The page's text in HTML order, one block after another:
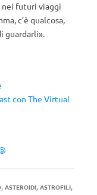
nei futuri viaggi
c’è qualcosa,
guardarli».
con The Virtual
, ASTEROIDI, ASTROFILI,